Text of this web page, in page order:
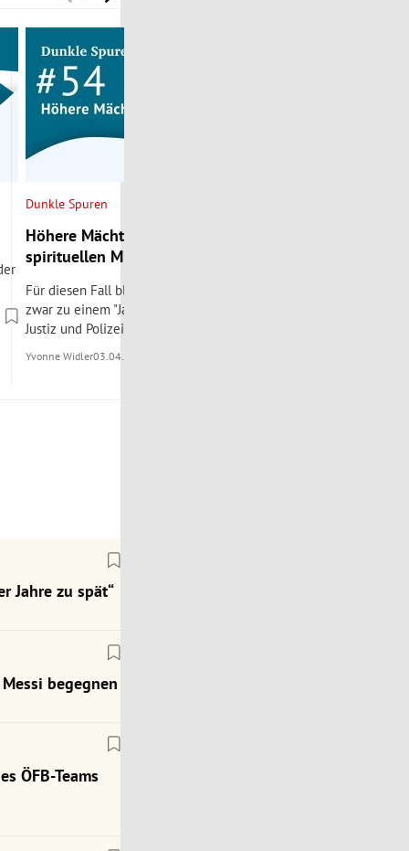
Dunkle Spuren
Höhere Mächte: Im Bann des
spirituellen Missbrauchs
Für diesen Fall blicken wir nach Kärnten und
zwar zu einem "Jahrhundertprozess", wie ihn
Justiz und Polizei nennen.
Yvonne Widler03.04.2026
Jahre zu spät“
begegnen
ÖFB-Teams